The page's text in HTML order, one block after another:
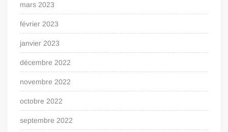
mars 2023
février 2023
janvier 2023
décembre 2022
novembre 2022
octobre 2022
septembre 2022